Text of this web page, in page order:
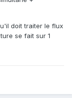
doit traiter le flux
se fait sur 1